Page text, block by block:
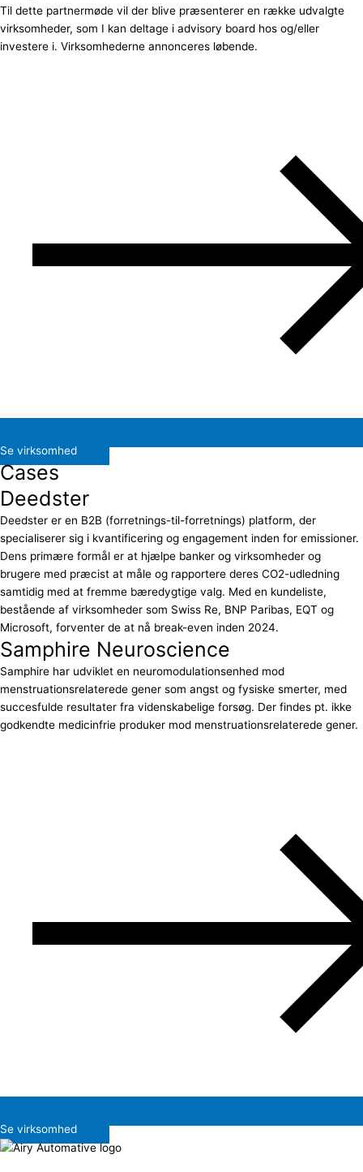
Til dette partnermøde vil der blive præsenterer en række udvalgte
virksomheder, som I kan deltage i advisory board hos og/eller
investere i. Virksomhederne annonceres løbende.
Se virksomhed
Cases
Deedster
Deedster er en B2B (forretnings-til-forretnings) platform, der
specialiserer sig i kvantificering og engagement inden for emissioner.
Dens primære formål er at hjælpe banker og virksomheder og
brugere med præcist at måle og rapportere deres CO2-udledning
samtidig med at fremme bæredygtige valg. Med en kundeliste,
bestående af virksomheder som Swiss Re, BNP Paribas, EQT og
Microsoft, forventer de at nå break-even inden 2024.
Samphire Neuroscience
Samphire har udviklet en neuromodulationsenhed mod
menstruationsrelaterede gener som angst og fysiske smerter, med
succesfulde resultater fra videnskabelige forsøg. Der findes pt. ikke
godkendte medicinfrie produker mod menstruationsrelaterede gener.
Se virksomhed